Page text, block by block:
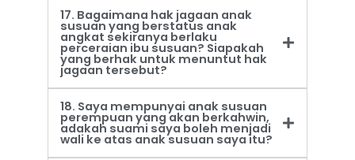
17. Bagaimana hak jagaan anak
susuan yang berstatus anak
angkat sekiranya berlaku
perceraian ibu susuan? Siapakah
yang berhak untuk menuntut hak
jagaan tersebut?
18. Saya mempunyai anak susuan
perempuan yang akan berkahwin,
adakah suami saya boleh menjadi
wali ke atas anak susuan saya itu?